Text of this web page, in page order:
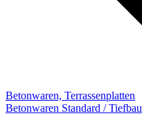
Betonwaren, Terrassenplatten
Betonwaren Standard / Tiefbau